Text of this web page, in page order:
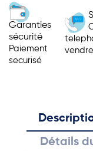
Garanties
sécurité
Paiement
securisé
Détails